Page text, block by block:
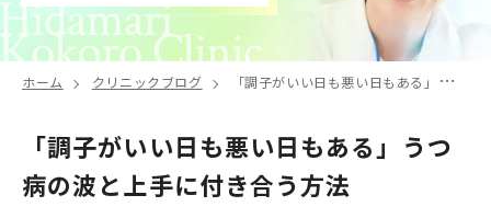
ホーム クリニックブログ 「調子がいい日も悪い日もある」うつ病の波と上手に付き合う方法
「調子がいい日も悪い日もある」うつ
病の波と上手に付き合う方法